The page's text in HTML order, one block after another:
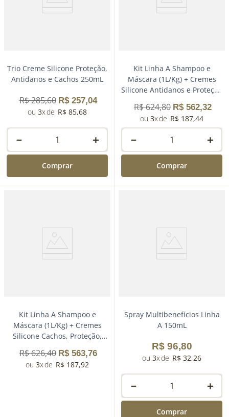
Trio Creme Silicone Proteção,
Antidanos e Cachos 250mL
R$285,60 R$ 257,04
3
R$ 85,68
＋
－
Comprar
Kit Linha A Shampoo e
Máscara (1L/Kg) + Cremes
Silicone Antidanos e Proteção
R$624,80 R$ 562,32
3
R$ 187,44
＋
－
Comprar
Kit Linha A Shampoo e
Máscara (1L/Kg) + Cremes
Silicone Cachos, Proteção,
R$626,40 R$ 563,76
3
R$ 187,92
Spray Multibenefícios Linha
A 150mL
R$ 96,80
3 R$ 32,26
＋
－
Comprar